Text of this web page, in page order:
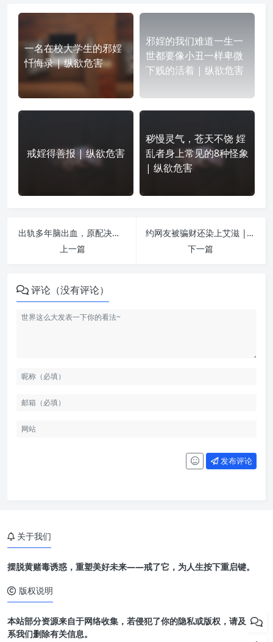
一名在校大学生的邪婬
忏悔录 | 纵欲危害
邪婬的我们难道一生一
世都要像小丑一样卑微
下贱的活着 | 纵欲危害
戒婬得善报 | 纵欲危害
秽慢灵气，苍天不饶 婬
乱者身上常见的8种怪象
| 纵欲危害
出轨多年脑出血，原配决定拔管 | 纵欲危害
上一篇
约网友被骗财还染上艾滋 | 纵欲危害
下一篇
评论（没有评论）
发布评论
关于我们
摆脱黄赌毒诱惑，重塑美好未来——戒了它，为人生按下重启键。
版权说明
本站部分资源来自于网络收集，若侵犯了你的隐私或版权，请及时联
系我们删除有关信息。